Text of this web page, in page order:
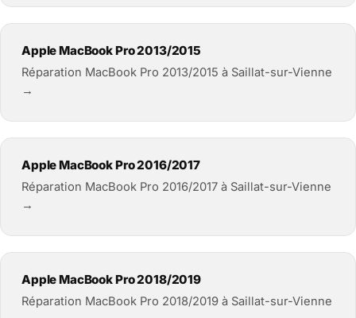
Apple MacBook Pro 2013/2015
Réparation MacBook Pro 2013/2015 à Saillat-sur-Vienne
→
Apple MacBook Pro 2016/2017
Réparation MacBook Pro 2016/2017 à Saillat-sur-Vienne
→
Apple MacBook Pro 2018/2019
Réparation MacBook Pro 2018/2019 à Saillat-sur-Vienne